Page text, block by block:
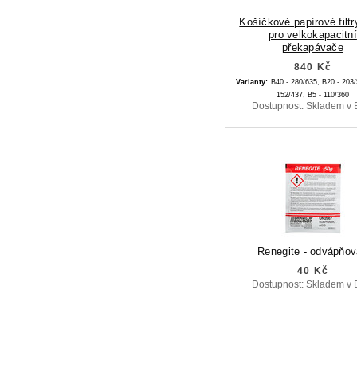
Košíčkové papírové
pro velkokapacitní
překapávače
840 Kč
Varianty: B40 - 280/635,
B20 -
152/437, B5 - 110/360
Dostupnost: Skladem v
Renegite -
40 Kč
Dostupnost: Skladem v